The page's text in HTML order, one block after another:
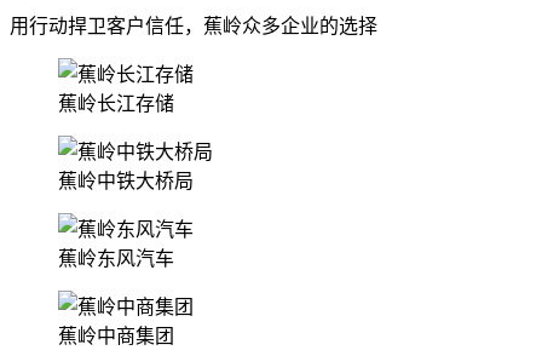
用行动捍卫客户信任，蕉岭众多企业的选择
蕉岭长江存储
蕉岭中铁大桥局
蕉岭东风汽车
蕉岭中商集团